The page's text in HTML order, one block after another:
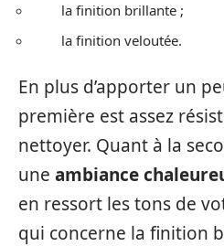
la finition brillante ;
la finition veloutée.
En plus d’apporter un
première est assez
nettoyer. Quant à la
une ambiance
en ressort les tons de
qui concerne la finition